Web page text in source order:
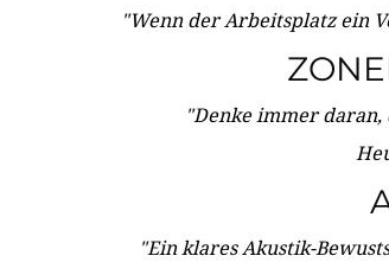
"Wenn der Arbeitsplatz ein
"Denke immer
"Ein klares Akustik-